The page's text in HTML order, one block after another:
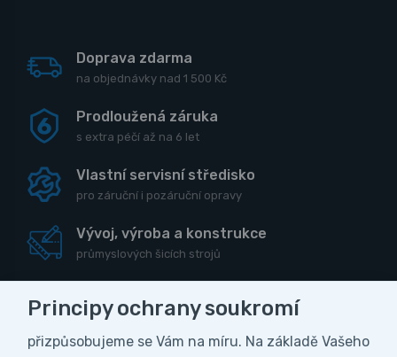
Doprava zdarma
na objednávky nad 1 500 Kč
Prodloužená záruka
s extra péčí až na 6 let
Vlastní servisní středisko
pro záruční i pozáruční opravy
Vývoj, výroba a konstrukce
průmyslových šicích strojů
Principy ochrany soukromí
přizpůsobujeme se Vám na míru. Na základě Vašeho